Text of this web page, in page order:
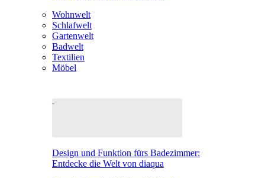
Wohnwelt
Schlafwelt
Gartenwelt
Badwelt
Textilien
Möbel
Design und Funktion fürs Badezimmer:
Entdecke die Welt von diaqua